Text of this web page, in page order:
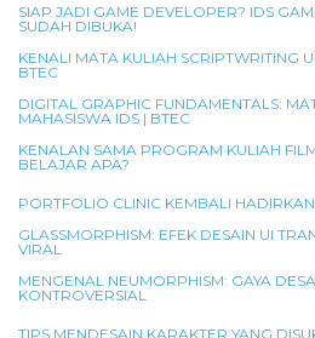
SIAP JADI GAME DEVELOPER? IDS
SUDAH DIBUKA!
KENALI MATA KULIAH SCRIPTWRITING
BTEC
DIGITAL GRAPHIC FUNDAMENTALS:
MAHASISWA IDS | BTEC
KENALAN SAMA PROGRAM KULIAH
BELAJAR APA?
PORTFOLIO CLINIC KEMBALI
GLASSMORPHISM: EFEK DESAIN UI
VIRAL
MENGENAL NEUMORPHISM: GAYA
KONTROVERSIAL
TIPS MENDESAIN KARAKTER YANG